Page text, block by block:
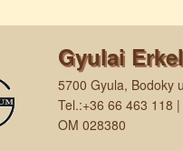
Gyulai
5700 Gyula, Bodoky
Tel.:+36 66 463 118
OM 028380